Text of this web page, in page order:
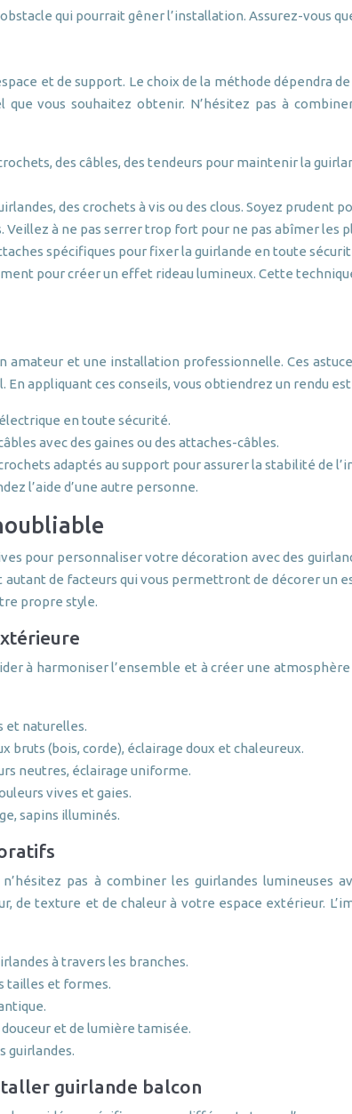
qui pourrait gêner l’installation. Assurez-vous
et de support. Le choix de la méthode dépendra
vous souhaitez obtenir. N’hésitez pas à
des câbles, des tendeurs pour maintenir la
des crochets à vis ou des clous. Soyez prudent
Veillez à ne pas serrer trop fort pour ne pas abîmer les
spécifiques pour fixer la guirlande en toute
pour créer un effet rideau lumineux. Cette
et une installation professionnelle. Ces
appliquant ces conseils, vous obtiendrez un rendu
en toute sécurité.
avec des gaines ou des attaches-câbles.
adaptés au support pour assurer la stabilité de
l’aide d’une autre personne.
pour personnaliser votre décoration avec des
de facteurs qui vous permettront de décorer un
propre style.
à harmoniser l’ensemble et à créer une
et naturelles.
bruts (bois, corde), éclairage doux et chaleureux.
neutres, éclairage uniforme.
vives et gaies.
sapins illuminés.
pas à combiner les guirlandes lumineuses
de texture et de chaleur à votre espace extérieur.
à travers les branches.
tailles et formes.
et de lumière tamisée.
guirlandes.
guirlande balcon